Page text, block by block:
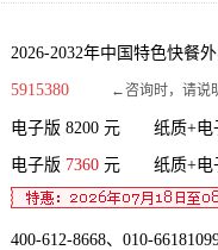
2026-2032年中国特色快餐
5915380 ←咨询时，请说
电子版 8200 元 纸质+电
电子版 7360 元 纸质+电
400-612-8668、010-